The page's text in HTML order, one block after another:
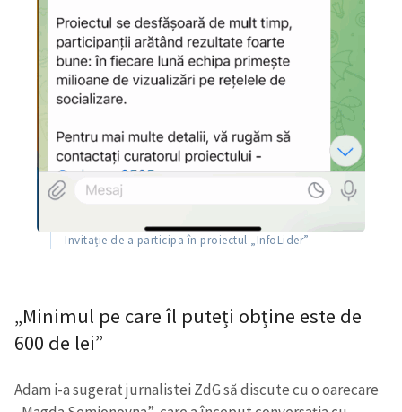
in English
на русском
Invitație de a participa în proiectul „InfoLider”
„Minimul pe care îl puteți obține este de
600 de lei”
Adam i-a sugerat jurnalistei ZdG să discute cu o oarecare